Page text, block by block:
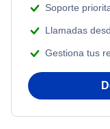
Soporte
Llamadas
Gestiona tus